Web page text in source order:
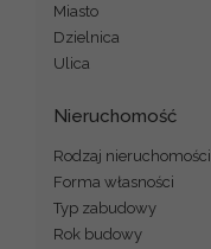
Miasto
Dzielnica
Ulica
Nieruchomość
Rodzaj nieruchomości
Forma własności
Typ zabudowy
Rok budowy